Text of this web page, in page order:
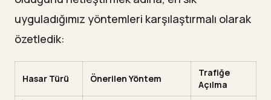
uyguladığımız yöntemleri karşılaştırmalı olarak
özetledik:
Hasar Türü Önerilen Yöntem
Trafiğe
Açılma